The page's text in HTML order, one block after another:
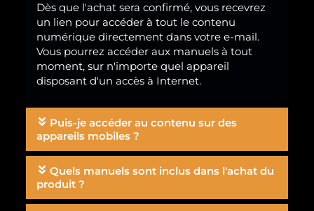
Dès que l'achat sera confirmé, vous recevrez
un lien pour accéder à tout le contenu
numérique directement dans votre e-mail.
Vous pourrez accéder aux manuels à tout
moment, sur n'importe quel appareil
disposant d'un accès à Internet.
Puis-je accéder au contenu sur des
appareils mobiles ?
Quels manuels sont inclus dans l'achat du
produit ?